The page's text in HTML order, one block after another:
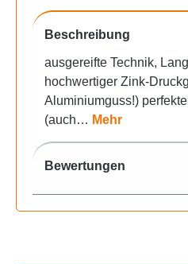
Beschreibung
ausgereifte Technik,
hochwertiger Zink-
Aluminiumguss!)
(auch… Mehr
Bewertungen